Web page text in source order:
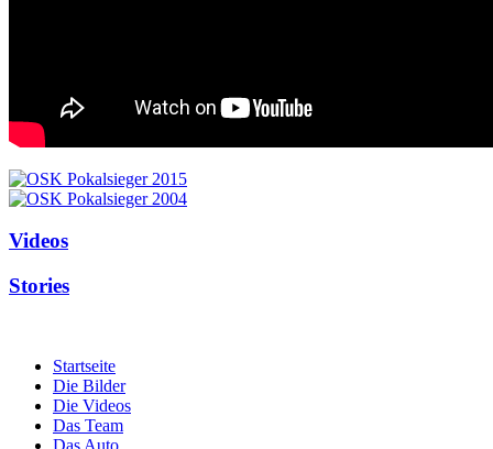
Videos
Stories
Startseite
Die Bilder
Die Videos
Das Team
Das Auto